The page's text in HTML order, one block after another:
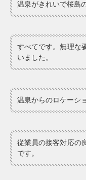
温泉がきれいで桜島
すべてです。無理な
いました。
温泉からのロケーシ
従業員の接客対応の
です。